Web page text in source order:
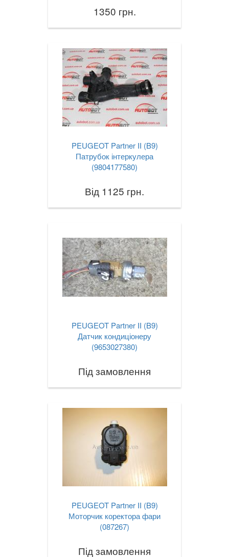
1350 грн.
PEUGEOT Partner II (B9)
Патрубок інтеркулера
(9804177580)
Від 1125 грн.
PEUGEOT Partner II (B9)
Датчик кондиціонеру
(9653027380)
Під замовлення
PEUGEOT Partner II (B9)
Моторчик коректора фари
(087267)
Під замовлення